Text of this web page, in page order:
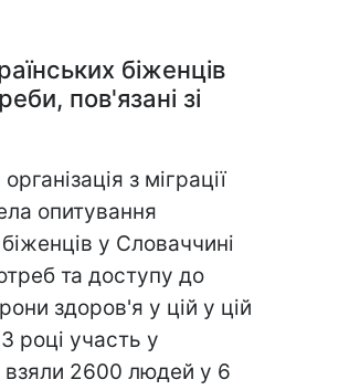
біженців
пов'язані зі
з міграції
опитування
у Словаччині
та доступу до
здоров'я у цій у цій
році участь у
взяли 2600 людей у 6